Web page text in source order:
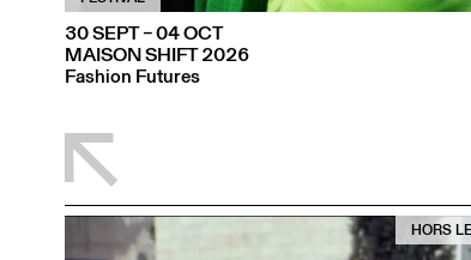
MAISON SHIFT 2026
Fashion Futures
30 SEPT – 04 OCT
˄
HORS